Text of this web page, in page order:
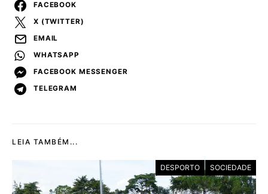
FACEBOOK
X (TWITTER)
EMAIL
WHATSAPP
FACEBOOK MESSENGER
TELEGRAM
LEIA TAMBÉM...
DESPORTO SOCIEDADE